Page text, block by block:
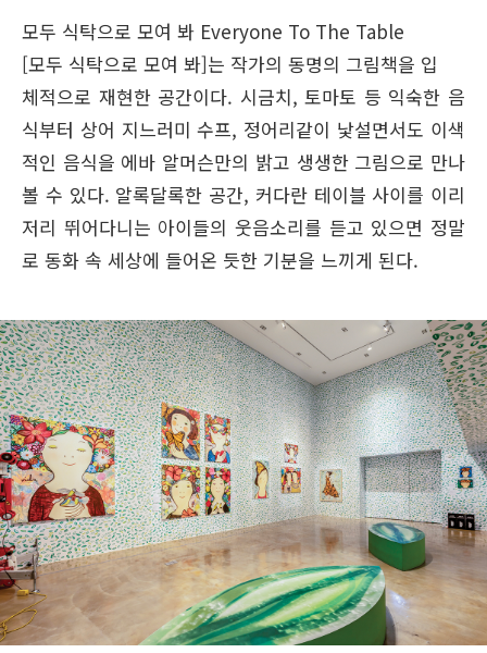
모두 식탁으로 모여 봐 Everyone To The Table
[모두 식탁으로 모여 봐]는 작가의 동명의 그림책을 입
체적으로 재현한 공간이다. 시금치, 토마토 등 익숙한 음
식부터 상어 지느러미 수프, 정어리같이 낯설면서도 이색
적인 음식을 에바 알머슨만의 밝고 생생한 그림으로 만나
볼 수 있다. 알록달록한 공간, 커다란 테이블 사이를 이리
저리 뛰어다니는 아이들의 웃음소리를 듣고 있으면 정말
로 동화 속 세상에 들어온 듯한 기분을 느끼게 된다.